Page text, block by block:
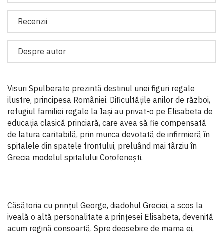
Recenzii
Despre autor
Visuri Spulberate prezintă destinul unei figuri regale
ilustre, principesa României. Dificultățile anilor de război,
refugiul familiei regale la Iași au privat-o pe Elisabeta de
educația clasică princiară, care avea să fie compensată
de latura caritabilă, prin munca devotată de infirmieră în
spitalele din spatele frontului, preluând mai târziu în
Grecia modelul spitalului Coțofenești.
Căsătoria cu prințul George, diadohul Greciei, a scos la
iveală o altă personalitate a prințesei Elisabeta, devenită
acum regină consoartă. Spre deosebire de mama ei,